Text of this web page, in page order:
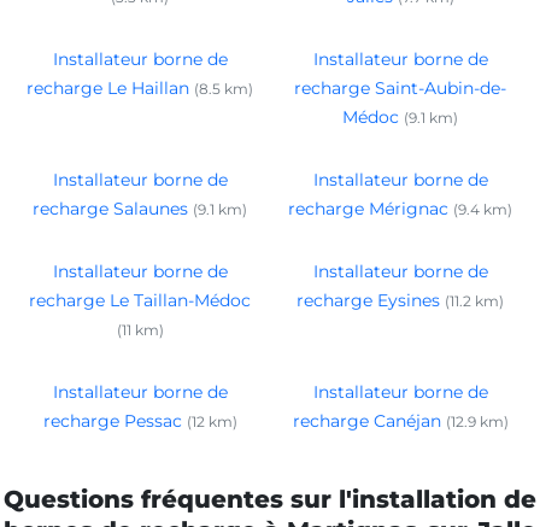
Installateur borne de
recharge Le Haillan (8.5 km)
Installateur borne de
recharge Saint-Aubin-de-
Médoc (9.1 km)
Installateur borne de
recharge Salaunes (9.1 km)
Installateur borne de
recharge Mérignac (9.4 km)
Installateur borne de
recharge Le Taillan-Médoc
(11 km)
Installateur borne de
recharge Eysines (11.2 km)
Installateur borne de
recharge Pessac (12 km)
Installateur borne de
recharge Canéjan (12.9 km)
Questions fréquentes sur l'installation de